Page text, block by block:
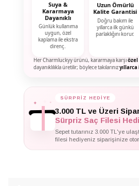
Suya &
Kararmaya
Dayanıklı
Günlük kullanıma
uygun, özel
kaplama ile ekstra
direnç.
Uzun Ömürlü
Kalite Garantisi
Doğru bakım ile
yıllarca ilk günkü
parlaklığını korur.
Her Charmluckyy ürünü, kararmaya karşıözel
dayanıklılıkla üretilir; böylece takılarınızyıllarca
SÜRPRİZ HEDİYE
3.000 TL ve Üzeri
Sürpriz Saç Filesi
Sepet tutarınız 3.000 TL'ye
filesi hediyeniz siparişinize